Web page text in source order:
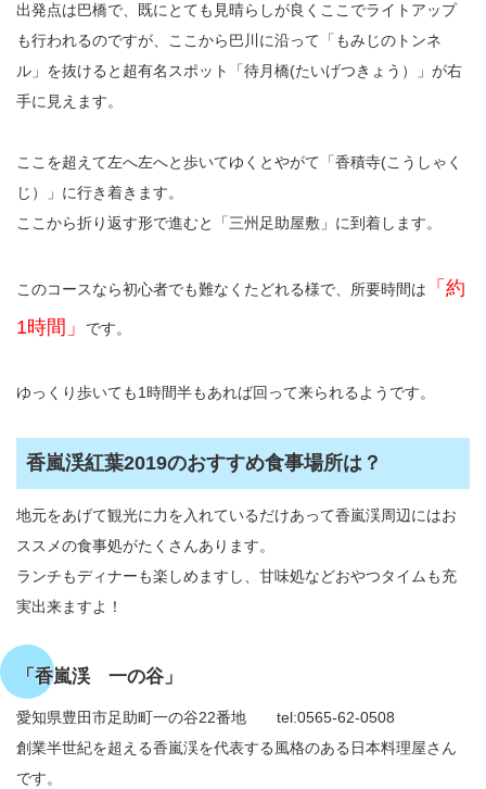
出発点は巴橋で、既にとても見晴らしが良くここでライトアップ
も行われるのですが、ここから巴川に沿って「もみじのトンネ
ル」を抜けると超有名スポット「待月橋(たいげつきょう）」が右
手に見えます。
ここを超えて左へ左へと歩いてゆくとやがて「香積寺(こうしゃく
じ）」に行き着きます。
ここから折り返す形で進むと「三州足助屋敷」に到着します。
このコースなら初心者でも難なくたどれる様で、所要時間は
「約
1時間」
です。
ゆっくり歩いても1時間半もあれば回って来られるようです。
香嵐渓紅葉2019のおすすめ食事場所は？
地元をあげて観光に力を入れているだけあって香嵐渓周辺にはお
ススメの食事処がたくさんあります。
ランチもディナーも楽しめますし、甘味処などおやつタイムも充
実出来ますよ！
「香嵐渓 一の谷」
愛知県豊田市足助町一の谷22番地 tel:0565-62-0508
創業半世紀を超える香嵐渓を代表する風格のある日本料理屋さん
です。